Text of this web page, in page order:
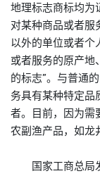
地理标志商标均为
对某种商品或者服
以外的单位或者个
或者服务的原产地
的标志”。与普通的
务具有某种特定品
者。目前，因为需
农副渔产品，如龙
国家工商总局发